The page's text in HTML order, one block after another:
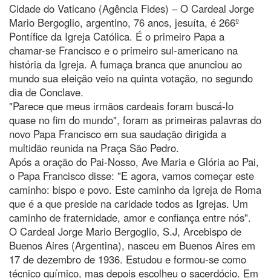
Cidade do Vaticano (Agência Fides) – O Cardeal Jorge
Mario Bergoglio, argentino, 76 anos, jesuíta, é 266º
Pontífice da Igreja Católica. É o primeiro Papa a
chamar-se Francisco e o primeiro sul-americano na
história da Igreja. A fumaça branca que anunciou ao
mundo sua eleição veio na quinta votação, no segundo
dia de Conclave.
"Parece que meus irmãos cardeais foram buscá-lo
quase no fim do mundo", foram as primeiras palavras do
novo Papa Francisco em sua saudação dirigida a
multidão reunida na Praça São Pedro.
Após a oração do Pai-Nosso, Ave Maria e Glória ao Pai,
o Papa Francisco disse: "E agora, vamos começar este
caminho: bispo e povo. Este caminho da Igreja de Roma
que é a que preside na caridade todos as Igrejas. Um
caminho de fraternidade, amor e confiança entre nós".
O Cardeal Jorge Mario Bergoglio, S.J, Arcebispo de
Buenos Aires (Argentina), nasceu em Buenos Aires em
17 de dezembro de 1936. Estudou e formou-se como
técnico químico, mas depois escolheu o sacerdócio. Em